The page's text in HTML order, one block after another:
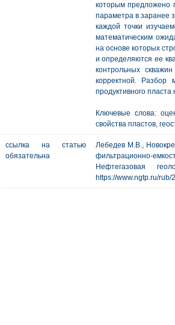
которым предложено
параметра в заранее
каждой точки
математическим
на основе которых
и определяются ее
контрольных
корректной. Разбор
продуктивного
Ключевые слова:
свойства пластов,
ссылка на статью
обязательна
Лебедев М.В.,
фильтрационно-
Нефтегазовая
https://www.ngtp.ru/